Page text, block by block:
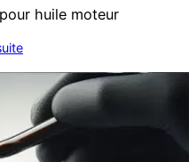
huile moteur